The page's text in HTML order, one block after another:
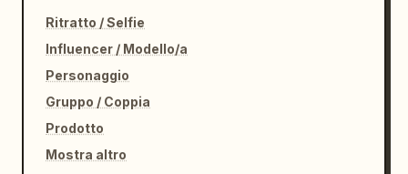
Ritratto / Selfie
Influencer / Modello/a
Personaggio
Gruppo / Coppia
Prodotto
Mostra altro